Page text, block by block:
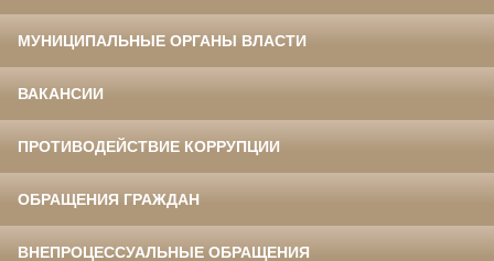
МУНИЦИПАЛЬНЫЕ ОРГАНЫ ВЛАСТИ
ВАКАНСИИ
ПРОТИВОДЕЙСТВИЕ КОРРУПЦИИ
ОБРАЩЕНИЯ ГРАЖДАН
ВНЕПРОЦЕССУАЛЬНЫЕ ОБРАЩЕНИЯ